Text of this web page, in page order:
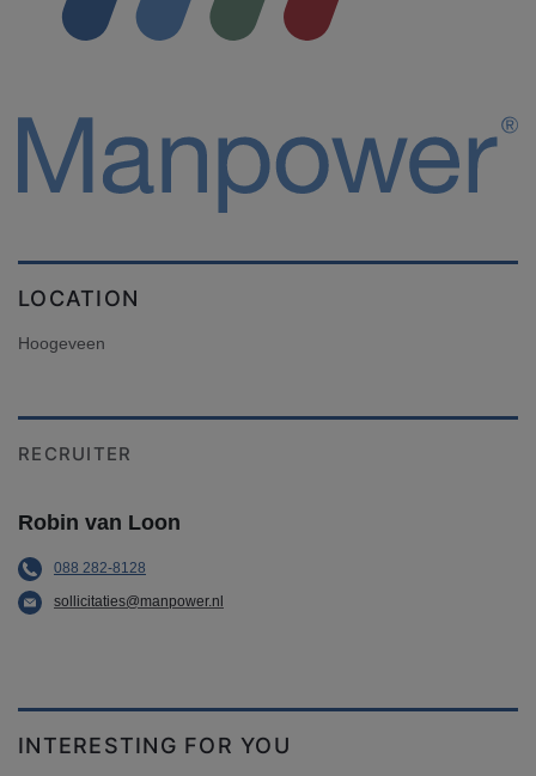
LOCATION
Hoogeveen
RECRUITER
Robin van Loon
088 282-8128
sollicitaties@manpower.nl
INTERESTING FOR YOU